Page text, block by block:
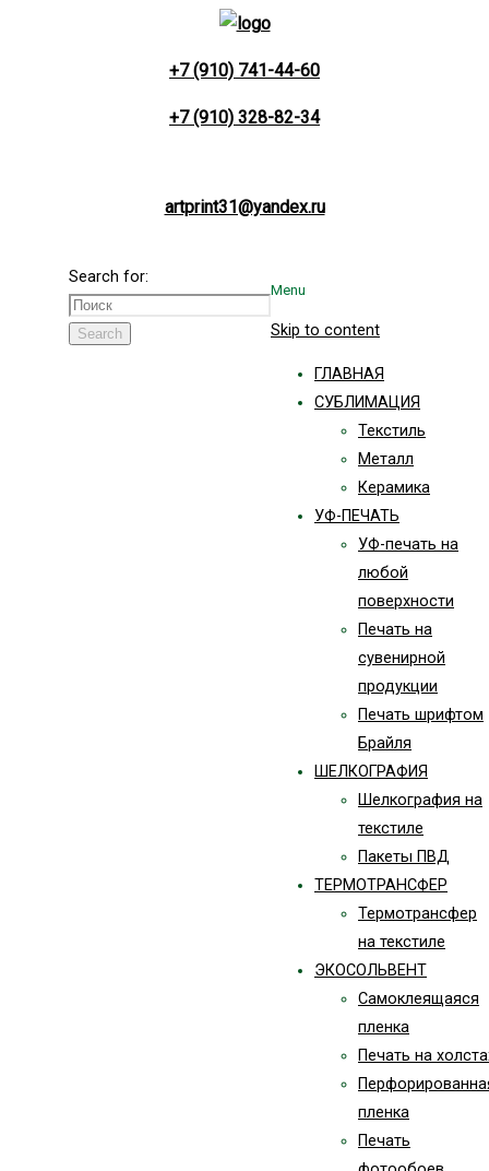
+7 (910) 741-44-60
+7 (910) 328-82-34
artprint31@yandex.ru
Search for:
Search
Menu
Skip to content
ГЛАВНАЯ
СУБЛИМАЦИЯ
Текстиль
Металл
Керамика
УФ-ПЕЧАТЬ
УФ-печать на
любой
поверхности
Печать на
сувенирной
продукции
Печать шрифтом
Брайля
ШЕЛКОГРАФИЯ
Шелкография на
текстиле
Пакеты ПВД
ТЕРМОТРАНСФЕР
Термотрансфер
на текстиле
ЭКОСОЛЬВЕНТ
Самоклеящаяся
пленка
Печать на
пленка
Печать